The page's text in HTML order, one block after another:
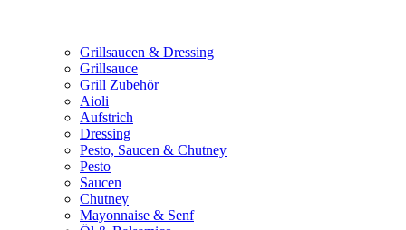
Grillsaucen & Dressing
Grillsauce
Grill Zubehör
Aioli
Aufstrich
Dressing
Pesto, Saucen & Chutney
Pesto
Saucen
Chutney
Mayonnaise & Senf